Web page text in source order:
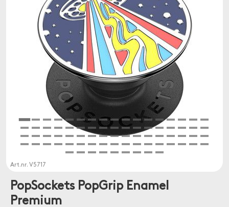
Art.nr. V5717
PopSockets PopGrip Enamel
Premium